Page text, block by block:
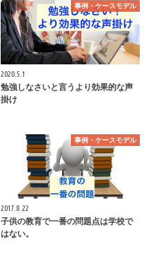
事例・ケースモデル
2020.5.1
勉強しなさいと言うより効果的な声
掛け
事例・ケースモデル
2017.8.22
子供の教育で一番の問題点は学校で
はない。